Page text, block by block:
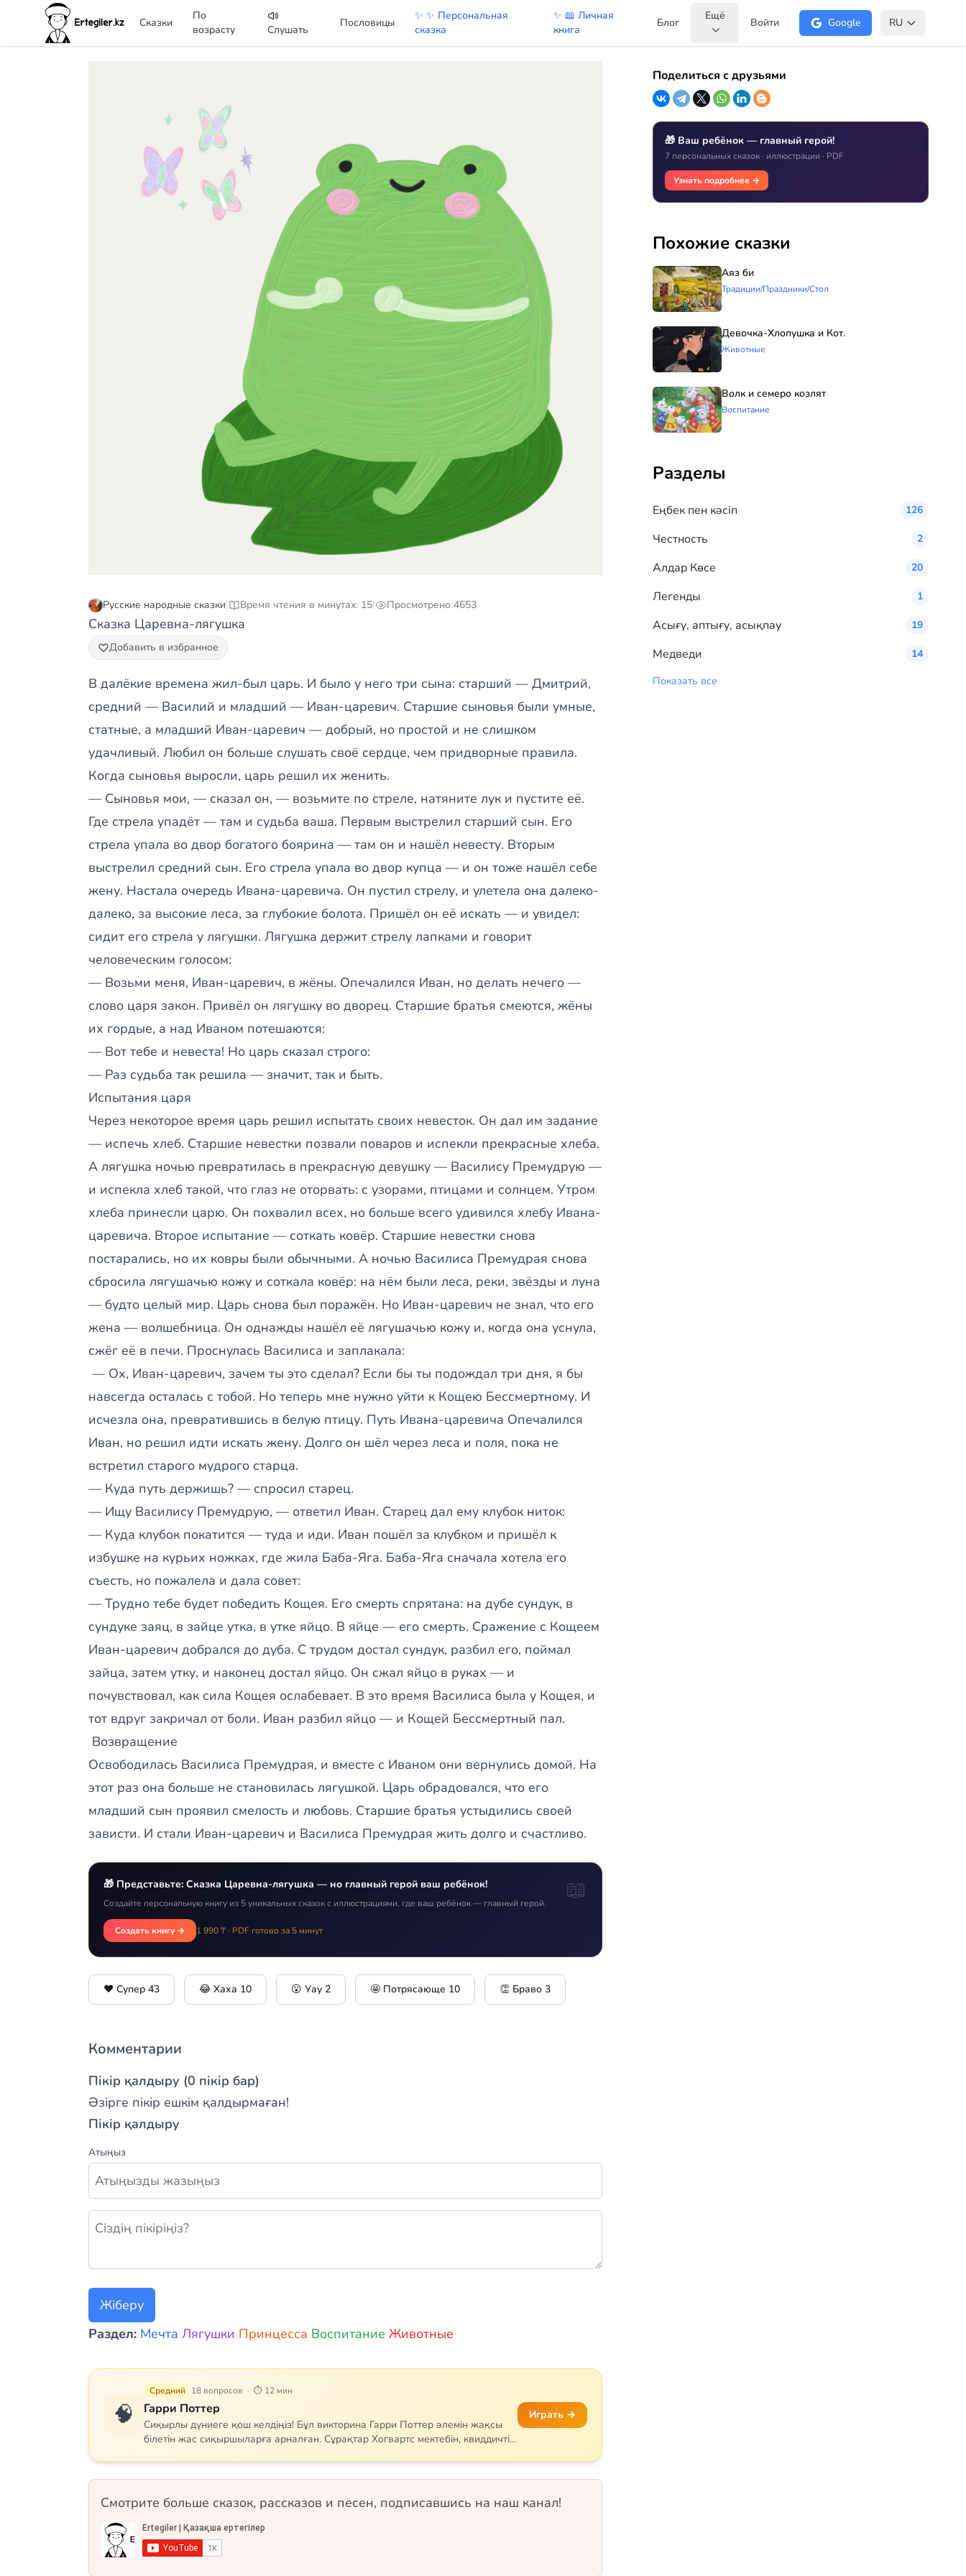
Сказки
По
возрасту
Слушать
Пословицы
✨ ✨ Персональная
сказка
✨ 📖 Личная
книга
Блог
Ещё
Войти Google RU
Русские народные сказки| Время чтения в минутах: 15| Просмотрено 4653
Сказка Царевна-лягушка
Добавить в избранное
В далёкие времена жил-был царь. И было у него три сына: старший — Дмитрий,
средний — Василий и младший — Иван-царевич. Старшие сыновья были умные,
статные, а младший Иван-царевич — добрый, но простой и не слишком
удачливый. Любил он больше слушать своё сердце, чем придворные правила.
Когда сыновья выросли, царь решил их женить.
— Сыновья мои, — сказал он, — возьмите по стреле, натяните лук и пустите её.
Где стрела упадёт — там и судьба ваша. Первым выстрелил старший сын. Его
стрела упала во двор богатого боярина — там он и нашёл невесту. Вторым
выстрелил средний сын. Его стрела упала во двор купца — и он тоже нашёл себе
жену. Настала очередь Ивана-царевича. Он пустил стрелу, и улетела она далеко-
далеко, за высокие леса, за глубокие болота. Пришёл он её искать — и увидел:
сидит его стрела у лягушки. Лягушка держит стрелу лапками и говорит
человеческим голосом:
— Возьми меня, Иван-царевич, в жёны. Опечалился Иван, но делать нечего —
слово царя закон. Привёл он лягушку во дворец. Старшие братья смеются, жёны
их гордые, а над Иваном потешаются:
— Вот тебе и невеста! Но царь сказал строго:
— Раз судьба так решила — значит, так и быть.
Испытания царя
Через некоторое время царь решил испытать своих невесток. Он дал им задание
— испечь хлеб. Старшие невестки позвали поваров и испекли прекрасные хлеба.
А лягушка ночью превратилась в прекрасную девушку — Василису Премудрую —
и испекла хлеб такой, что глаз не оторвать: с узорами, птицами и солнцем. Утром
хлеба принесли царю. Он похвалил всех, но больше всего удивился хлебу Ивана-
царевича. Второе испытание — соткать ковёр. Старшие невестки снова
постарались, но их ковры были обычными. А ночью Василиса Премудрая снова
сбросила лягушачью кожу и соткала ковёр: на нём были леса, реки, звёзды и луна
— будто целый мир. Царь снова был поражён. Но Иван-царевич не знал, что его
жена — волшебница. Он однажды нашёл её лягушачью кожу и, когда она уснула,
сжёг её в печи. Проснулась Василиса и заплакала:
— Ох, Иван-царевич, зачем ты это сделал? Если бы ты подождал три дня, я бы
навсегда осталась с тобой. Но теперь мне нужно уйти к Кощею Бессмертному. И
исчезла она, превратившись в белую птицу. Путь Ивана-царевича Опечалился
Иван, но решил идти искать жену. Долго он шёл через леса и поля, пока не
встретил старого мудрого старца.
— Куда путь держишь? — спросил старец.
— Ищу Василису Премудрую, — ответил Иван. Старец дал ему клубок ниток:
— Куда клубок покатится — туда и иди. Иван пошёл за клубком и пришёл к
избушке на курьих ножках, где жила Баба-Яга. Баба-Яга сначала хотела его
съесть, но пожалела и дала совет:
— Трудно тебе будет победить Кощея. Его смерть спрятана: на дубе сундук, в
сундуке заяц, в зайце утка, в утке яйцо. В яйце — его смерть. Сражение с Кощеем
Иван-царевич добрался до дуба. С трудом достал сундук, разбил его, поймал
зайца, затем утку, и наконец достал яйцо. Он сжал яйцо в руках — и
почувствовал, как сила Кощея ослабевает. В это время Василиса была у Кощея, и
тот вдруг закричал от боли. Иван разбил яйцо — и Кощей Бессмертный пал.
Возвращение
Освободилась Василиса Премудрая, и вместе с Иваном они вернулись домой. На
этот раз она больше не становилась лягушкой. Царь обрадовался, что его
младший сын проявил смелость и любовь. Старшие братья устыдились своей
зависти. И стали Иван-царевич и Василиса Премудрая жить долго и счастливо.
🎁 Представьте: Сказка Царевна-лягушка — но главный герой ваш ребёнок!
Создайте персональную книгу из 5 уникальных сказок с иллюстрациями, где ваш ребёнок — главный герой.
Создать книгу → 1 990 ₸ · PDF готово за 5 минут
📖
❤️ Супер 43 😂 Хаха 10 😮 Уау 2 🤩 Потрясающе 10 👏 Браво 3
Комментарии
Пікір қалдыру (0 пікір бар)
Әзірге пікір ешкім қалдырмаған!
Пікір қалдыру
Атыңыз
Жаңа пікір қалдыру
Жіберу
Раздел: Мечта Лягушки Принцесса Воспитание Животные
🧠
Средний 18 вопросов · ⏱ 12 мин
Гарри Поттер
Сиқырлы дүниеге қош келдіңіз! Бұл викторина Гарри Поттер әлемін жақсы
білетін жас сиқыршыларға арналған. Сұрақтар Хогвартс мектебін, квиддичті,
жатсаңыз да, білімдеріңізді сынап көріңіз! 18 сұрақ, бір таңдауды және рас/
жалған форматтарында.
Играть →
Смотрите больше сказок, рассказов и песен, подписавшись на наш канал!
Поделиться с друзьями
🎁 Ваш ребёнок — главный герой!
7 персональных сказок · иллюстрации · PDF
Узнать подробнее →
Похожие сказки
Аяз би
Традиции/Праздники/Стол
Девочка-Хлопушка и Кот.
Животные
Волк и семеро козлят
Воспитание
Разделы
Eңбек пен кәсіп 126
Честность 2
Алдар Көсе 20
Легенды 1
Асығу, аптығу, асықпау 19
Медведи
14
Показать все